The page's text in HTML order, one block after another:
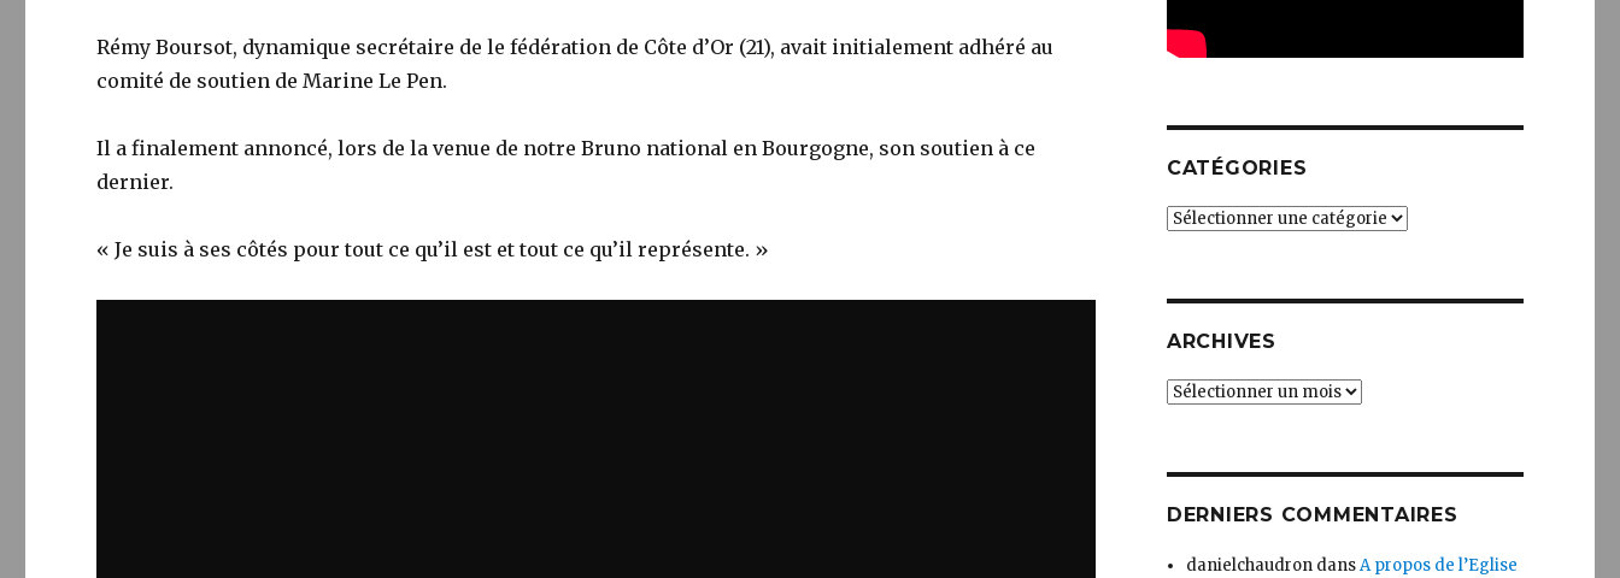
Rémy Boursot, dynamique secrétaire de le fédération de Côte d’Or (21), avait initialement adhéré au
comité de soutien de Marine Le Pen.
Il a finalement annoncé, lors de la venue de notre Bruno national en Bourgogne, son soutien à ce
dernier.
« Je suis à ses côtés pour tout ce qu’il est et tout ce qu’il représente. »
CATÉGORIES
Catégories
ARCHIVES
Archives
DERNIERS COMMENTAIRES
danielchaudron dansA propos de l’Eglise